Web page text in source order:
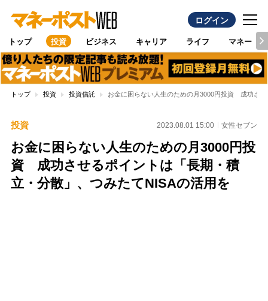
ログイン
トップ 投資 ビジネス キャリア ライフ マネー
トップ 投資 投資信託 お金に困らない人生のための月3000円投資 成功さ
投資 2023.08.01 15:00 女性セブン
お金に困らない人生のための月3000円投
資 成功させるポイントは「長期・積
立・分散」、つみたてNISAの活用を